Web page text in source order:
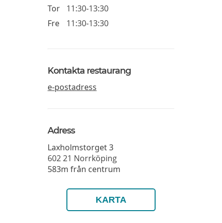
Tor
11:30-13:30
Fre
11:30-13:30
Kontakta restaurang
e-postadress
Adress
Laxholmstorget 3
602 21 Norrköping
583m från centrum
KARTA